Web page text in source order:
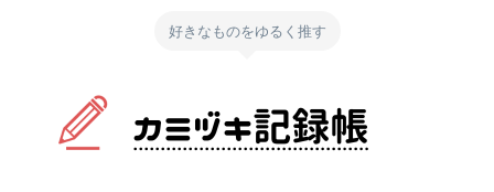
好きなものをゆるく推す